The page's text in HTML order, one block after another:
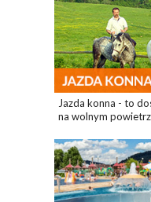
Jazda konna - to
na wolnym